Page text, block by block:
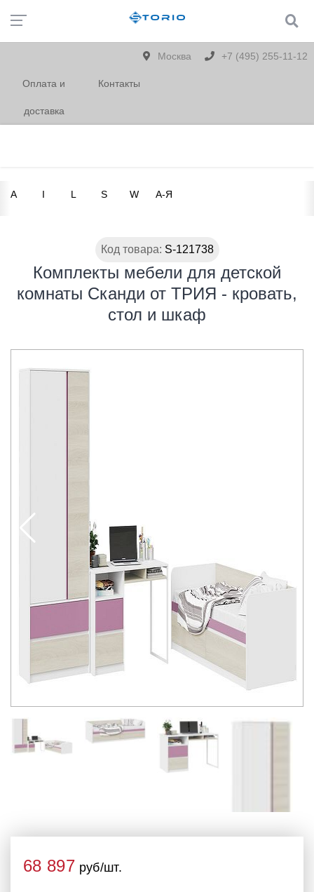
Москва +7 (495) 255-11-12
Оплата и
доставка
Контакты
A I L S W А-Я
Код товара: S-121738
Комплекты мебели для детской
комнаты Сканди от ТРИЯ - кровать,
стол и шкаф
68 897 руб/шт.